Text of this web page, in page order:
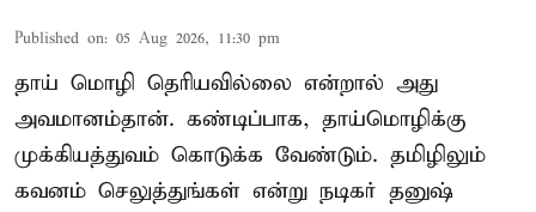
Published on: 05 Aug 2026, 11:30 pm
தாய் மொழி தெரியவில்லை என்றால் அது
அவமானம்தான். கண்டிப்பாக, தாய்மொழிக்கு
முக்கியத்துவம் கொடுக்க வேண்டும். தமிழிலும்
கவனம் செலுத்துங்கள் என்று நடிகர் தனுஷ்